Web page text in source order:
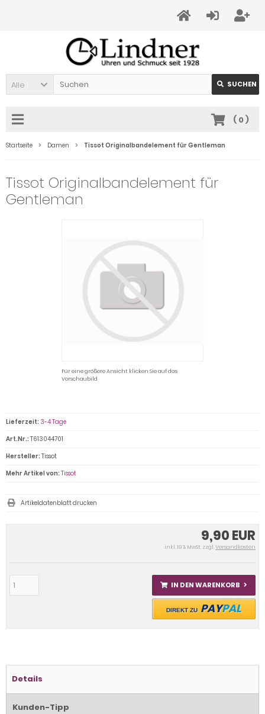
Alle SUCHEN
( 0)
Startseite Damen Tissot Originalbandelement für Gentleman
Tissot Originalbandelement für
Gentleman
Für eine größere Ansicht klicken Sie auf das
Vorschaubild
9,90 EUR
inkl. 19 % MwSt. zzgl.Versandkosten
IN DEN WARENKORB
DIREKT ZU PAYPAL
Lieferzeit: 3-4 Tage
Art.Nr.: T613044701
Hersteller: Tissot
Mehr Artikel von: Tissot
Artikeldatenblatt drucken
Details
Kunden-Tipp